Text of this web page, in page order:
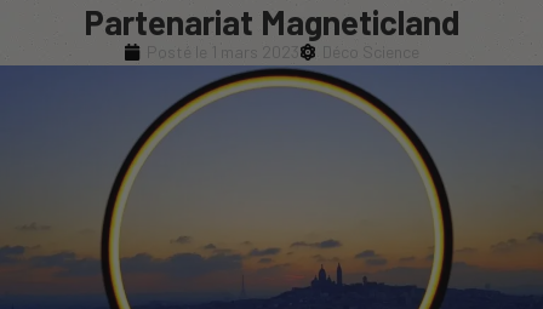
Partenariat Magneticland
Posté le 1 mars 2023 Déco Science